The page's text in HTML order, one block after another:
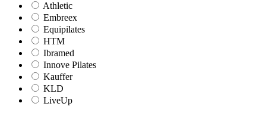
Athletic
Embreex
Equipilates
HTM
Ibramed
Innove Pilates
Kauffer
KLD
LiveUp